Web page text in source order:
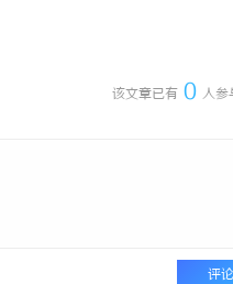
该文章已有 0 人参
评论